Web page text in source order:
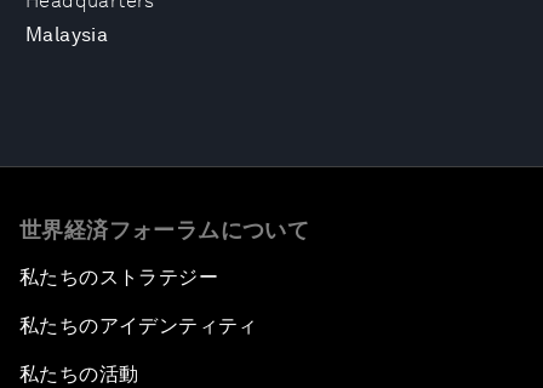
Malaysia
世界経済フォーラムについて
私たちのストラテジー
私たちのアイデンティティ
私たちの活動